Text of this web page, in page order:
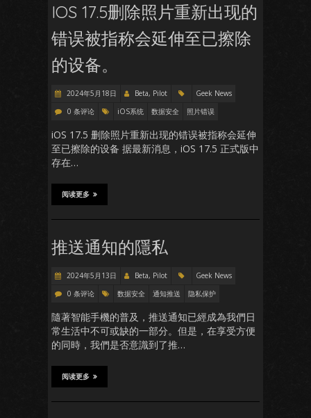
IOS 17.5删除照片重新出现的
错误被指称会延伸至已擦除
的设备。
2024年5月18日 Beta, Pilot
Geek News
0 条评论
iOS系统 数据安全 照片错误
iOS 17.5 删除照片重新出现的错误被指称会延伸
至已擦除的设备 据最新消息，iOS 17.5 正式版中
存在…
阅读更多
推送通知的隱私
2024年5月13日 Beta, Pilot
Geek News
0 条评论
数据安全 通知推送 隐私保护
隨著智能手機的普及，推送通知已經成為我們日
常生活中不可或缺的一部分。但是，在享受方便
的同時，我們是否意識到了推…
阅读更多